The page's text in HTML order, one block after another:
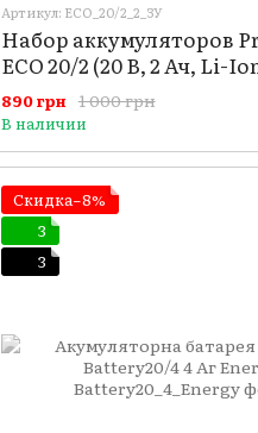
Артикул: ECO_20/2_2_ЗУ
Набор аккумуляторов
ECO 20/2 (20 В, 2 Ач, Li-
зарядного устройства
20_1
1 000 грн
890 грн
В наличии
Скидка−8%
3
3